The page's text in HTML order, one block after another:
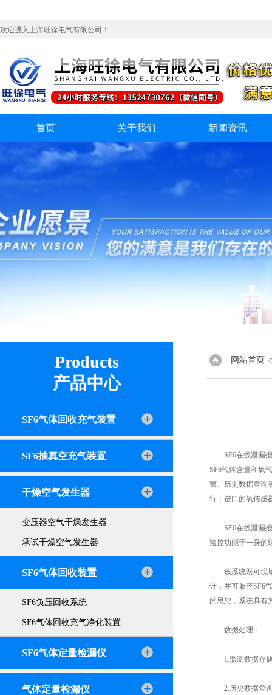
欢迎进入上海旺徐电气有限公司！
首页 关于我们 新闻资讯
Products
产品中心
SF6气体回收充气装置
SF6抽真空充气装置
干燥空气发生器
变压器空气干燥发生器
承试干燥空气发生器
SF6气体回收装置
SF6负压回收系统
SF6气体回收充气净化装置
SF6气体定量检漏仪
气体定量检漏仪
网站首页
SF6在线泄漏报
SF6气体含量和氧
警、历史数据查询
行；进口的氧传感
SF6在线泄漏报
监控功能于一身的
该系统既可现场
计，并可兼容SF6
的思想，系统具有
数据处理：
1.监测数据存储
2.历史数据查询